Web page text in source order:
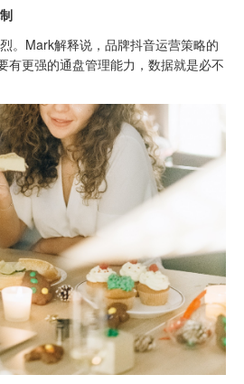
。Mark解释说，品牌抖音运营策略的
有更强的通盘管理能力，数据就是必不